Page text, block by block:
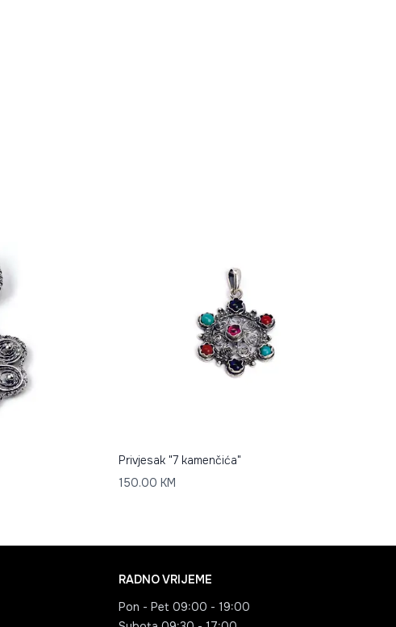
Privjesak "7 kamenčića"
150.00 KM
RADNO VRIJEME
Pon - Pet 09:00 - 19:00